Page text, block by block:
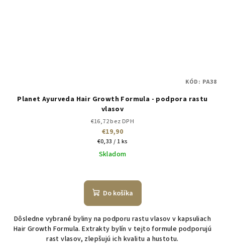
Planet Ayurveda Hair Growth Formula - podpora rastu
vlasov
€16,72 bez DPH
€19,90
Jednotková
cena:
€0,33 / 1 ks
Skladom
Do košíka
Dôsledne vybrané byliny na podporu rastu vlasov v kapsuliach
Hair Growth Formula. Extrakty bylín v tejto formule podporujú
rast vlasov, zlepšujú ich kvalitu a hustotu.
KÓD: PA38